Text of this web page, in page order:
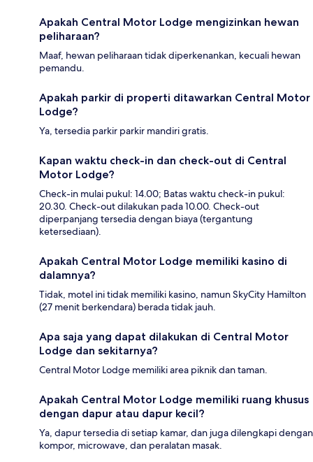
Apakah Central Motor Lodge mengizinkan hewan
peliharaan?
Maaf, hewan peliharaan tidak diperkenankan, kecuali hewan
pemandu.
Apakah parkir di properti ditawarkan Central Motor
Lodge?
Ya, tersedia parkir parkir mandiri gratis.
Kapan waktu check-in dan check-out di Central
Motor Lodge?
Check-in mulai pukul: 14.00; Batas waktu check-in pukul:
20.30. Check-out dilakukan pada 10.00. Check-out
diperpanjang tersedia dengan biaya (tergantung
ketersediaan).
Apakah Central Motor Lodge memiliki kasino di
dalamnya?
Tidak, motel ini tidak memiliki kasino, namun SkyCity Hamilton
(27 menit berkendara) berada tidak jauh.
Apa saja yang dapat dilakukan di Central Motor
Lodge dan sekitarnya?
Central Motor Lodge memiliki area piknik dan taman.
Apakah Central Motor Lodge memiliki ruang khusus
dengan dapur atau dapur kecil?
Ya, dapur tersedia di setiap kamar, dan juga dilengkapi dengan
kompor, microwave, dan peralatan masak.